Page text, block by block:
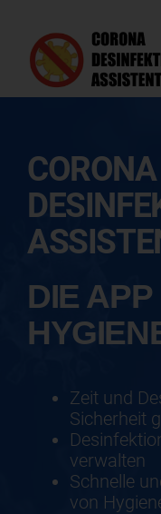
CORONA
DIE
Zeit und
Sicherheit
verwalten
Schnelle
von